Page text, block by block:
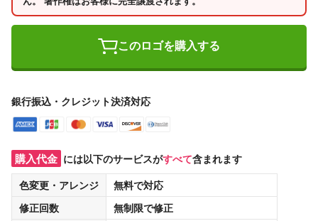
このロゴを購入する
銀行振込・クレジット決済対応
購入代金 には以下のサービスがすべて含まれます
色変更・アレンジ
無料で対応
修正回数
無制限で修正